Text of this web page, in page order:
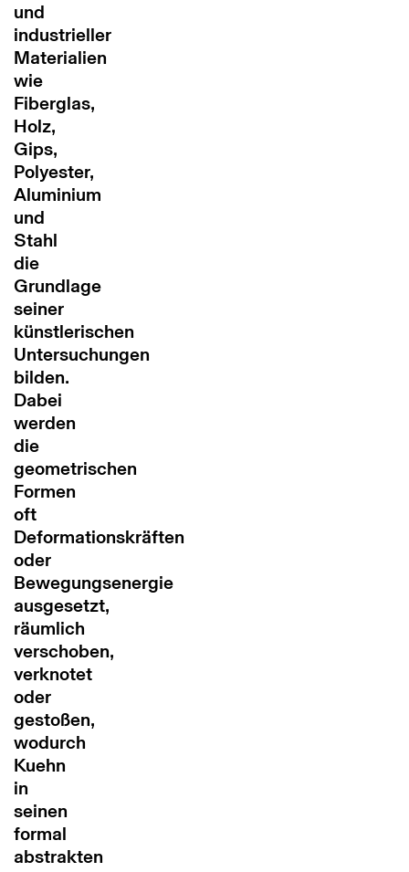
und
industrieller
Materialien
wie
Fiberglas,
Holz,
Gips,
Polyester,
Aluminium
und
Stahl
die
Grundlage
seiner
künstlerischen
Untersuchungen
bilden.
Dabei
werden
die
geometrischen
Formen
oft
Deformationskräften
oder
Bewegungsenergie
ausgesetzt,
räumlich
verschoben,
verknotet
oder
gestoßen,
wodurch
Kuehn
in
seinen
formal
abstrakten